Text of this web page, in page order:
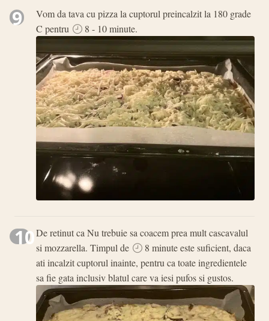
9
Vom da tava cu pizza la cuptorul preincalzit la 180 grade
C pentru
8 - 10 minute.
10De retinut ca Nu trebuie sa coacem prea mult cascavalul
si mozzarella. Timpul de
8 minute este suficient, daca
ati incalzit cuptorul inainte, pentru ca toate ingredientele
sa fie gata inclusiv blatul care va iesi pufos si gustos.